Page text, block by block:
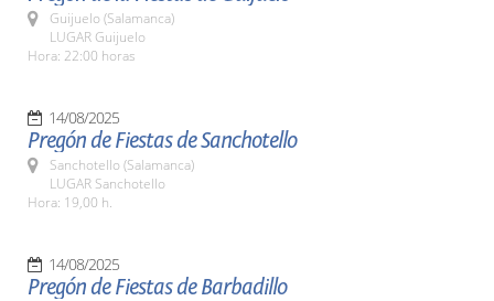
Guijuelo (Salamanca)
LUGAR Guijuelo
Hora: 22:00 horas
14/08/2025
Pregón de Fiestas de Sanchotello
Sanchotello (Salamanca)
LUGAR Sanchotello
Hora: 19,00 h.
14/08/2025
Pregón de Fiestas de Barbadillo